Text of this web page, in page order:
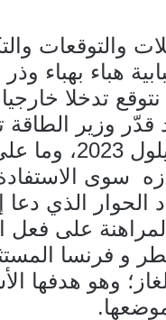
والتوقعات
هباء بهباء
نتوقع تدخلا
قدّر وزير الطاقة
شهرمن تاريخ
سوى
الحوار الذي دعا
على
و فرنسا
وهو هدفها